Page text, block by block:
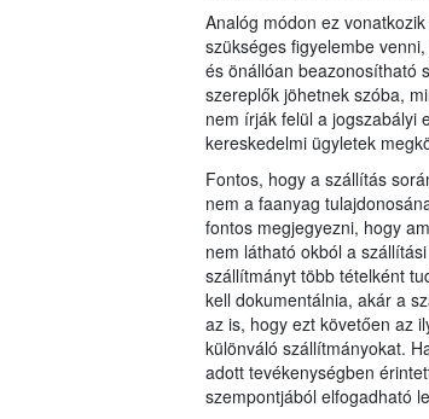
Analóg módon ez
szükséges figyelembe
és önállóan beazonosítható
szereplők jöhetnek szóba,
nem írják felül a jogszabályi
kereskedelmi ügyletek
Fontos, hogy a szállítás
nem a faanyag
fontos megjegyezni, hogy
nem látható okból a
szállítmányt több tételként
kell dokumentálnia, akár a
az is, hogy ezt követően az
különváló szállítmányokat.
adott tevékenységben
szempontjából elfogadható